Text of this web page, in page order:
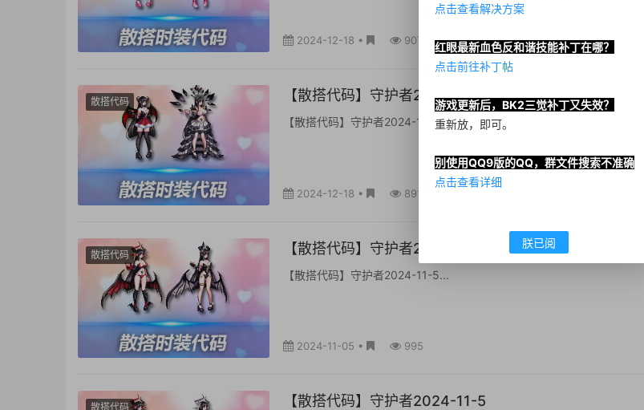
2024-12-18 • 907
散搭代码 【散搭代码】守护者2024-12-18
【散搭代码】守护者2024-12-18...
2024-12-18 • 891
散搭代码 【散搭代码】守护者2024-11-5
【散搭代码】守护者2024-11-5...
2024-11-05 • 995
散搭代码 【散搭代码】守护者2024-11-5
点击查看解决方案
红眼最新血色反和谐技能补丁在哪？
点击前往补丁帖
游戏更新后，BK2三觉补丁又失效？
重新放，即可。
别使用QQ9版的QQ，群文件搜索不准确
点击查看详细
朕已阅